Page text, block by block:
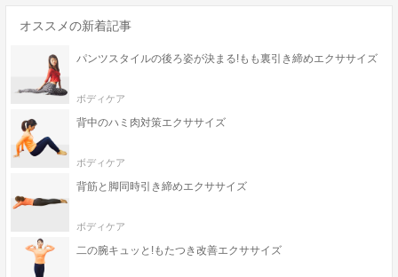
オススメの新着記事
パンツスタイルの後ろ姿が決まる!もも裏引き締めエクササイズ
ボディケア
背中のハミ肉対策エクササイズ
ボディケア
背筋と脚同時引き締めエクササイズ
ボディケア
二の腕キュッと!もたつき改善エクササイズ